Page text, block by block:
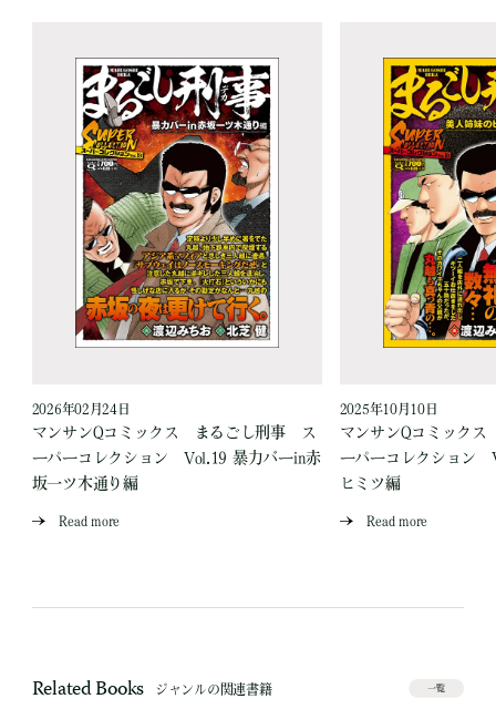
2026年02月24日
マンサンQコミックス まるごし刑事 ス
ーパーコレクション Vol.19 暴力バーin赤
坂一ツ木通り編
Read more
2025年10月10日
マンサンQコミック
ーパーコレクション
ヒミツ編
Read more
Related Books ジャンルの関連書籍 一覧